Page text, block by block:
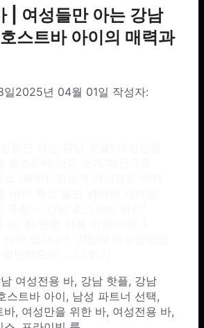
| 여성들만 아는 강남
스트바 아이의 매력과
2025년 04월 01일 작성자:
여성전용 바, 강남 핫플, 강남
스트바 아이, 남성 파트너 선택,
바, 여성만을 위한 바, 여성전용 바,